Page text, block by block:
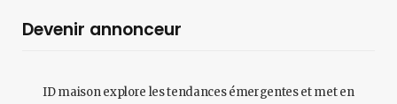
Devenir annonceur
ID maison explore les tendances émergentes et met en